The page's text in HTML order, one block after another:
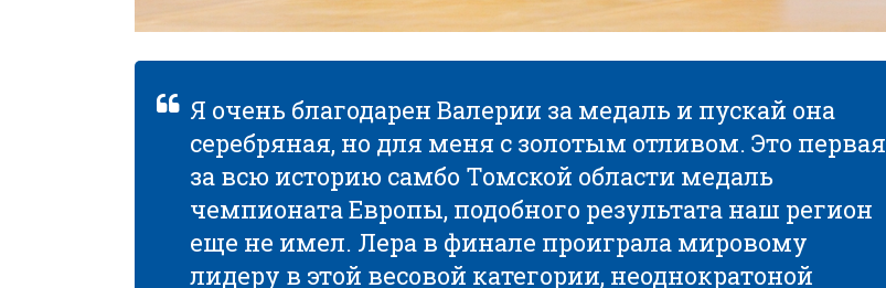
Я очень благодарен Валерии за медаль и пускай она
серебряная, но для меня с золотым отливом. Это первая
за всю историю самбо Томской области медаль
чемпионата Европы, подобного результата наш регион
еще не имел. Лера в финале проиграла мировому
лидеру в этой весовой категории, неоднократоной